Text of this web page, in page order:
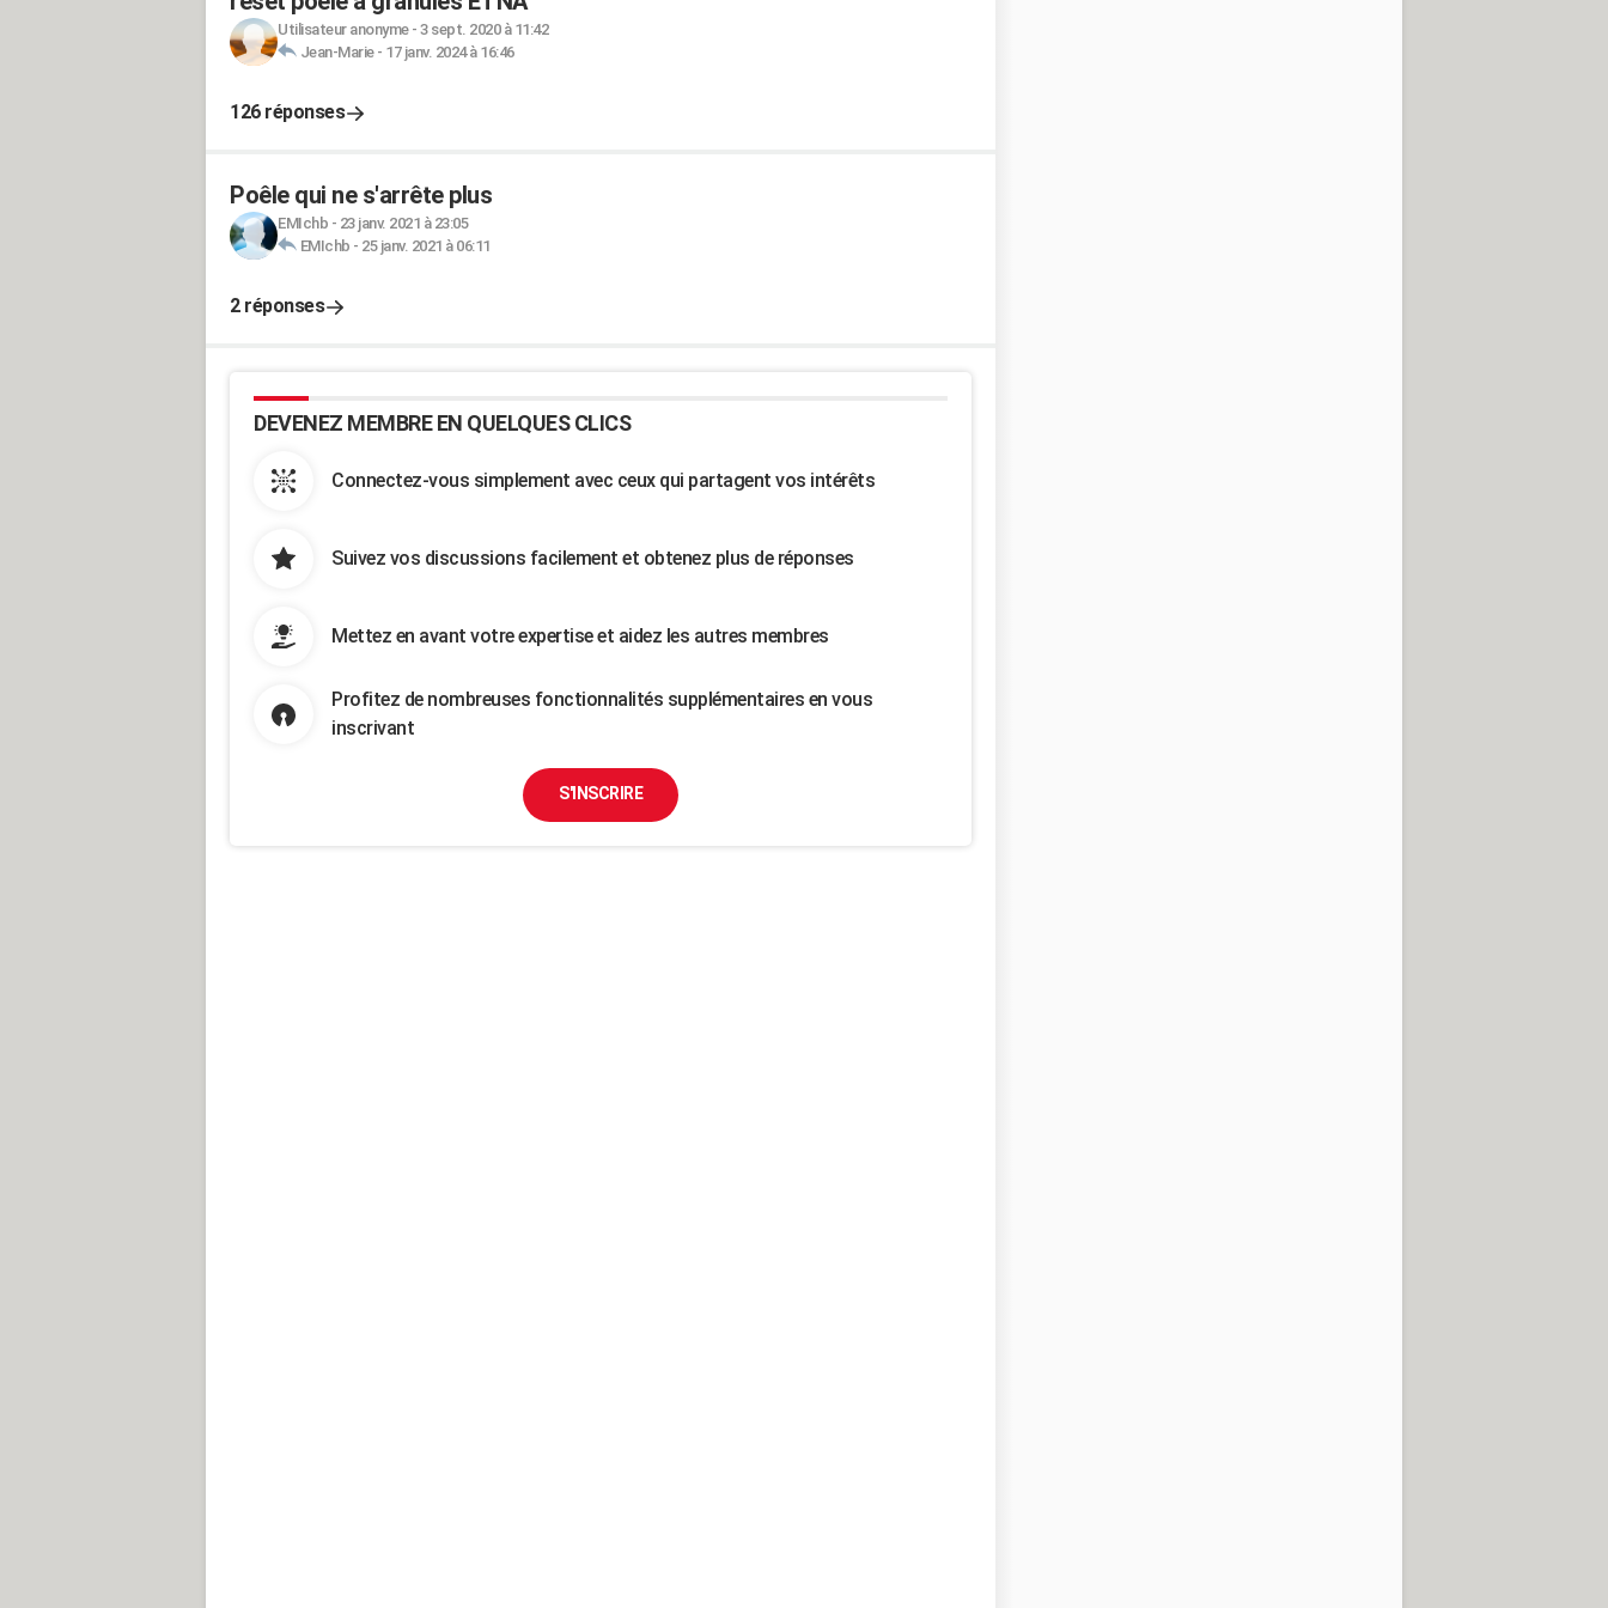
Utilisateur anonyme- 3 sept. 2020 à 11:42
Jean-Marie- 17 janv. 2024 à 16:46
126 réponses
Poêle qui ne s'arrête plus
EMIchb - 23 janv. 2021 à 23:05
EMIchb - 25 janv. 2021 à 06:11
2 réponses
DEVENEZ MEMBRE EN QUELQUES CLICS
Connectez-vous simplement avec ceux qui partagent vos intérêts
Suivez vos discussions facilement et obtenez plus de réponses
Mettez en avant votre expertise et aidez les autres membres
Profitez de nombreuses fonctionnalités supplémentaires en vous
inscrivant
S'INSCRIRE